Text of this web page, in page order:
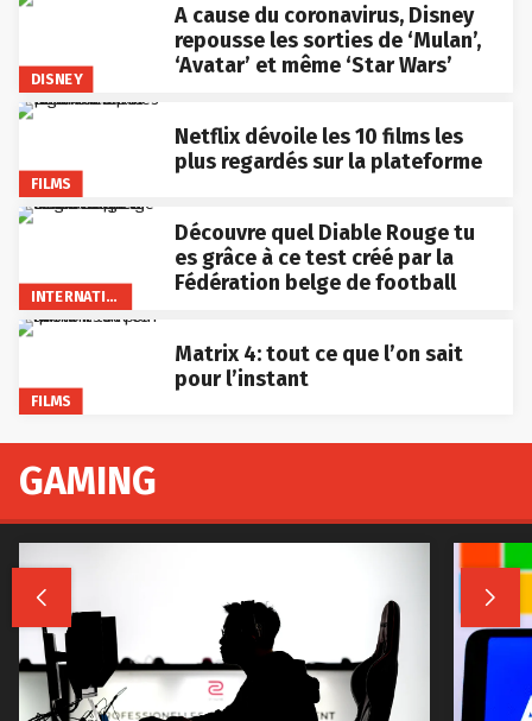
DISNEY
A cause du coronavirus, Disney
repousse les sorties de ‘Mulan’,
‘Avatar’ et même ‘Star Wars’
FILMS
Netflix dévoile les 10 films les
plus regardés sur la plateforme
INTERNATIONAL
Découvre quel Diable Rouge tu
es grâce à ce test créé par la
Fédération belge de football
FILMS
Matrix 4: tout ce que l’on sait
pour l’instant
GAMING
 